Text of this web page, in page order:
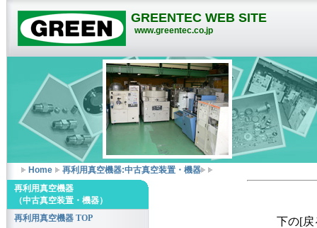
GREENTEC WEB SITE
www.greentec.co.jp
Home 再利用真空機器:中古真空装置・機器
下の[戻
再利用真空機器
（中古真空装置・機器）
再利用真空機器 TOP